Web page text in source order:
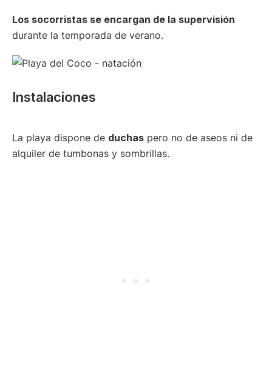
Los socorristas se encargan de la supervisión
durante la temporada de verano.
Instalaciones
La playa dispone de duchas pero no de aseos ni de
alquiler de tumbonas y sombrillas.